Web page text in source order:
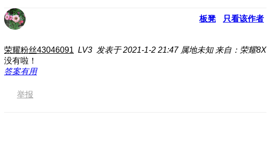
板凳 只看该作者
荣耀粉丝43046091 LV3 发表于 2021-1-2 21:47 属地未知 来自：荣耀8X
没有啦！
答案有用
举报